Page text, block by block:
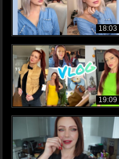
18:03
19:09